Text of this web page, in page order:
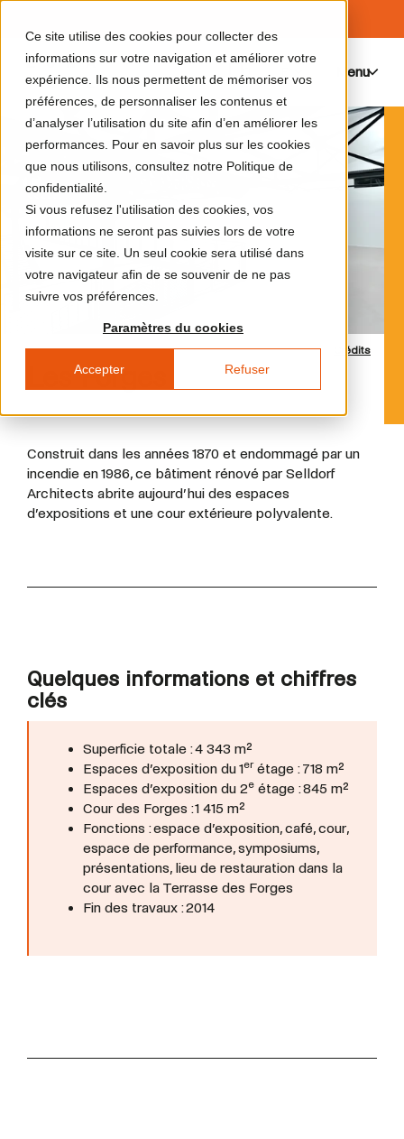
Ce site utilise des cookies pour collecter des
informations sur votre navigation et améliorer votre
expérience. Ils nous permettent de mémoriser vos
préférences, de personnaliser les contenus et
d’analyser l’utilisation du site afin d’en améliorer les
performances. Pour en savoir plus sur les cookies
que nous utilisons, consultez notre Politique de
confidentialité.
Si vous refusez l'utilisation des cookies, vos
informations ne seront pas suivies lors de votre
visite sur ce site. Un seul cookie sera utilisé dans
votre navigateur afin de se souvenir de ne pas
suivre vos préférences.
Paramètres du cookies
Accepter Refuser
Menu
Crédits
Les Forges
Construit dans les années 1870 et endommagé par un
incendie en 1986, ce bâtiment rénové par Selldorf
Architects abrite aujourd’hui des espaces
d’expositions et une cour extérieure polyvalente.
Quelques informations et chiffres
clés
Superficie totale : 4 343 m²
Espaces d’exposition du 1erétage : 718 m²
Espaces d’exposition du 2e étage : 845 m²
Cour des Forges : 1 415 m²
Fonctions : espace d’exposition, café, cour,
espace de performance, symposiums,
présentations, lieu de restauration dans la
cour avec la Terrasse des Forges
Fin des travaux : 2014